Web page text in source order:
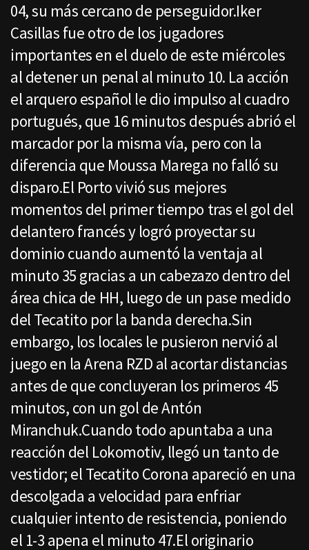
04, su más cercano de perseguidor.Iker
Casillas fue otro de los jugadores
importantes en el duelo de este miércoles
al detener un penal al minuto 10. La acción
el arquero español le dio impulso al cuadro
portugués, que 16 minutos después abrió el
marcador por la misma vía, pero con la
diferencia que Moussa Marega no falló su
disparo.El Porto vivió sus mejores
momentos del primer tiempo tras el gol del
delantero francés y logró proyectar su
dominio cuando aumentó la ventaja al
minuto 35 gracias a un cabezazo dentro del
área chica de HH, luego de un pase medido
del Tecatito por la banda derecha.Sin
embargo, los locales le pusieron nervió al
juego en la Arena RZD al acortar distancias
antes de que concluyeran los primeros 45
minutos, con un gol de Antón
Miranchuk.Cuando todo apuntaba a una
reacción del Lokomotiv, llegó un tanto de
vestidor; el Tecatito Corona apareció en una
descolgada a velocidad para enfriar
cualquier intento de resistencia, poniendo
el 1-3 apena el minuto 47.El originario